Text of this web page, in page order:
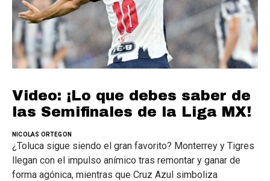
Video: ¡Lo que debes saber de
las Semifinales de la Liga MX!
NICOLAS ORTEGON
¿Toluca sigue siendo el gran favorito? Monterrey y Tigres
llegan con el impulso anímico tras remontar y ganar de
forma agónica, mientras que Cruz Azul simboliza